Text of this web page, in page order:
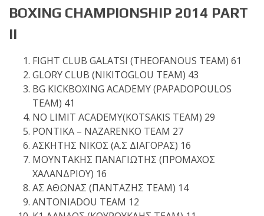
BOXING CHAMPIONSHIP 2014 PART
II
FIGHT CLUB GALATSI (THEOFANOUS TEAM) 61
GLORY CLUB (NIKITOGLOU TEAM) 43
BG KICKBOXING ACADEMY (PAPADOPOULOS
TEAM) 41
NO LIMIT ACADEMY(KOTSAKIS TEAM) 29
PONTIKA – NAZARENKO TEAM 27
ΑΣΚΗΤΗΣ ΝΙΚΟΣ (Α.Σ ΔΙΑΓΟΡΑΣ) 16
ΜΟΥΝΤΑΚΗΣ ΠΑΝΑΓΙΩΤΗΣ (ΠΡΟΜΑΧΟΣ
ΧΑΛΑΝΔΡΙΟΥ) 16
ΑΣ ΑΘΩΝΑΣ (ΠΑΝΤΑΖΗΣ ΤΕΑΜ) 14
ANTONIADOU TEAM 12